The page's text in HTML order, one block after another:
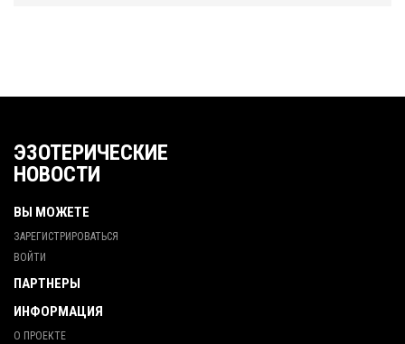
ЭЗОТЕРИЧЕСКИЕ
НОВОСТИ
ВЫ МОЖЕТЕ
ЗАРЕГИСТРИРОВАТЬСЯ
ВОЙТИ
ПАРТНЕРЫ
ИНФОРМАЦИЯ
О ПРОЕКТЕ